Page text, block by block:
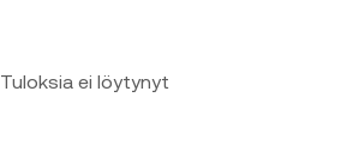
Tuloksia ei löytynyt